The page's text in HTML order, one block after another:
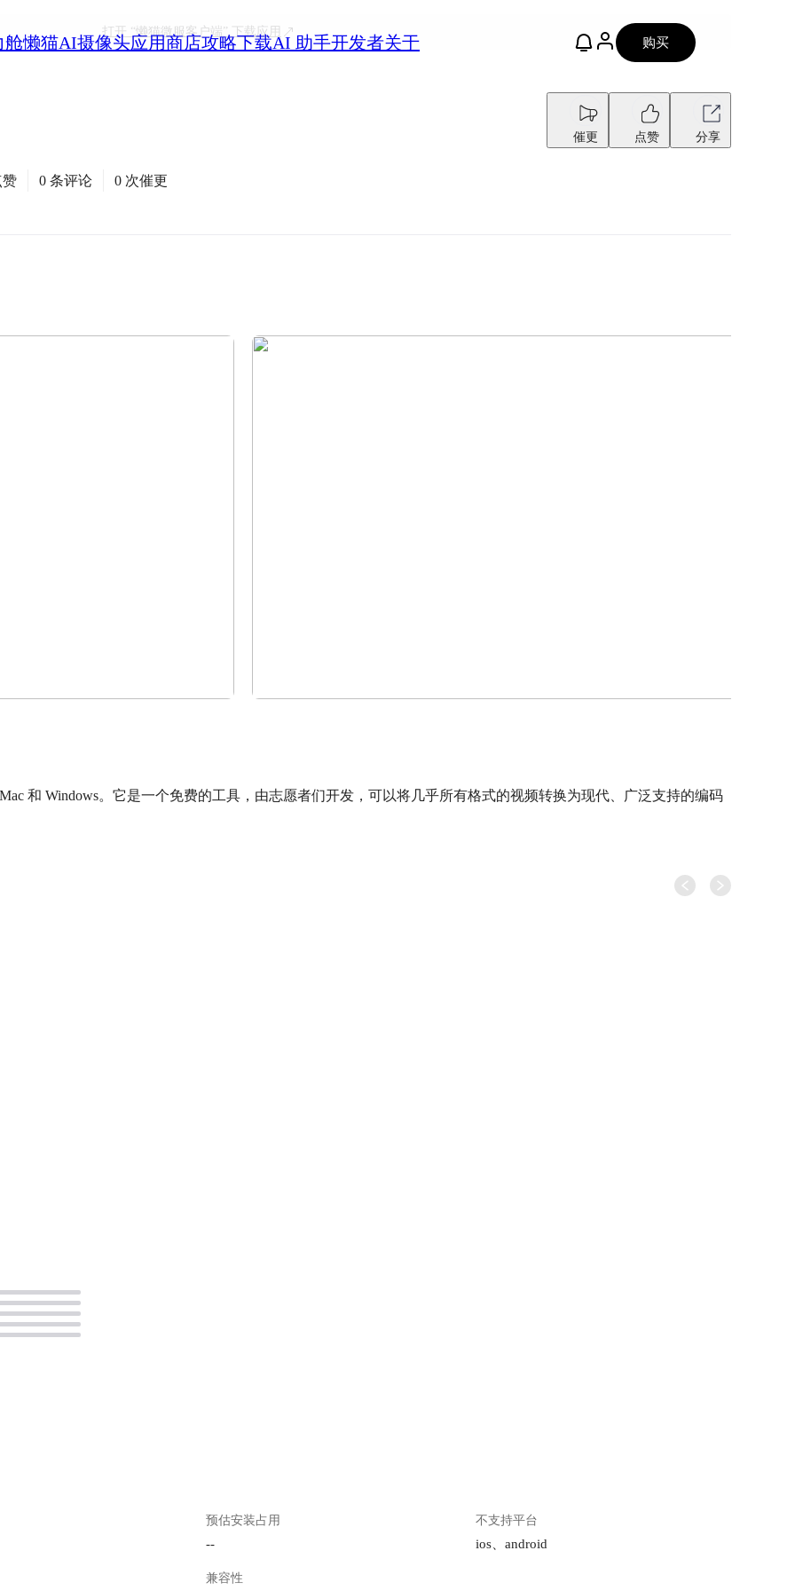
舱懒猫AI摄像头应用商店攻略下载AI 助手开发者关于 购买
打开 “懒猫微服客户端”下载应用
催更 点赞 分享
赞 0 条评论 0 次催更
和 Windows。它是一个免费的工具，由志愿者们开发，可以将几乎所有格式的视频转换为现代、广泛支持的编码
预估安装占用
--
不支持平台
ios、android
兼容性